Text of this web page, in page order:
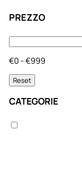
PREZZO
€0 - €999
Reset
CATEGORIE